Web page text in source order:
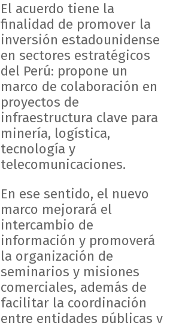
El acuerdo tiene la
finalidad de promover la
inversión estadounidense
en sectores estratégicos
del Perú: propone un
marco de colaboración en
proyectos de
infraestructura clave para
minería, logística,
tecnología y
telecomunicaciones.
En ese sentido, el nuevo
marco mejorará el
intercambio de
información y promoverá
la organización de
seminarios y misiones
comerciales, además de
facilitar la coordinación
entre entidades públicas y